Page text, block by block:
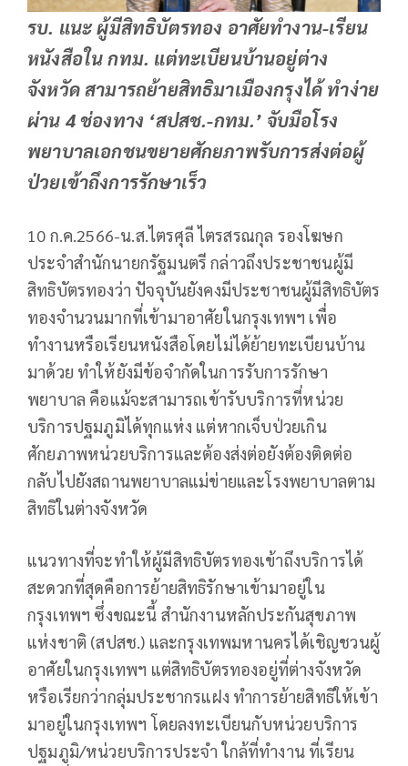
รบ. แนะ ผู้มีสิทธิบัตรทอง อาศัยทำงาน-เรียน
หนังสือใน กทม. แต่ทะเบียนบ้านอยู่ต่าง
จังหวัด สามารถย้ายสิทธิมาเมืองกรุงได้ ทำง่าย
ผ่าน 4 ช่องทาง ‘สปสช.-กทม.’ จับมือโรง
พยาบาลเอกชนขยายศักยภาพรับการส่งต่อผู้
ป่วยเข้าถึงการรักษาเร็ว
10 ก.ค.2566-น.ส.ไตรศุลี ไตรสรณกุล รองโฆษก
ประจำสำนักนายกรัฐมนตรี กล่าวถึงประชาชนผู้มี
สิทธิบัตรทองว่า ปัจจุบันยังคงมีประชาชนผู้มีสิทธิบัตร
ทองจำนวนมากที่เข้ามาอาศัยในกรุงเทพฯ เพื่อ
ทำงานหรือเรียนหนังสือโดยไม่ได้ย้ายทะเบียนบ้าน
มาด้วย ทำให้ยังมีข้อจำกัดในการรับการรักษา
พยาบาล คือแม้จะสามารถเข้ารับบริการที่หน่วย
บริการปฐมภูมิได้ทุกแห่ง แต่หากเจ็บป่วยเกิน
ศักยภาพหน่วยบริการและต้องส่งต่อยังต้องติดต่อ
กลับไปยังสถานพยาบาลแม่ข่ายและโรงพยาบาลตาม
สิทธิในต่างจังหวัด
แนวทางที่จะทำให้ผู้มีสิทธิบัตรทองเข้าถึงบริการได้
สะดวกที่สุดคือการย้ายสิทธิรักษาเข้ามาอยู่ใน
กรุงเทพฯ ซึ่งขณะนี้ สำนักงานหลักประกันสุขภาพ
แห่งชาติ (สปสช.) และกรุงเทพมหานครได้เชิญชวนผู้
อาศัยในกรุงเทพฯ แต่สิทธิบัตรทองอยู่ที่ต่างจังหวัด
หรือเรียกว่ากลุ่มประชากรแฝง ทำการย้ายสิทธิให้เข้า
มาอยู่ในกรุงเทพฯ โดยลงทะเบียนกับหน่วยบริการ
ปฐมภูมิ/หน่วยบริการประจำ ใกล้ที่ทำงาน ที่เรียน